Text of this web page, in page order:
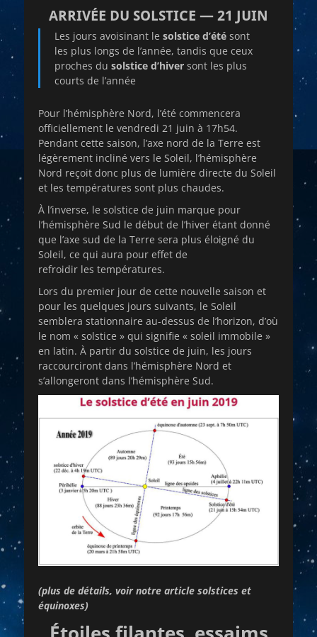
ARRIVÉE DU SOLSTICE — 21 JUIN
Les jours avoisinant le solstice d’étésont
les plus longs de l’année, tandis que ceux
proches du solstice d’hiversont les plus
courts de l’année
Pour l’hémisphère Nord, l’été commencera
officiellement le vendredi 21 juin à 17h54.
Pendant cette saison, l’axe nord de la Terre est
légèrement incliné vers le Soleil, l’hémisphère
Nord reçoit donc plus de lumière directe du Soleil
et les températures sont plus chaudes.
À l’inverse, le solstice de juin marque pour
l’hémisphère Sud le début de l’hiver étant donné
que l’axe sud de la Terre sera plus éloigné du
Soleil, ce qui aura pour effet de
refroidir les températures.
Lors du premier jour de cette nouvelle saison et
pour les quelques jours suivants, le Soleil
semblera stationnaire au-dessus de l’horizon, d’où
le nom « solstice » qui signifie « soleil immobile »
en latin. À partir du solstice de juin, les jours
raccourciront dans l’hémisphère Nord et
s’allongeront dans l’hémisphère Sud.
(plus de détails, voir notre article solstices et
équinoxes)